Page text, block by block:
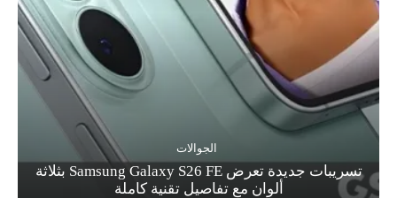
الجوالات
تسريبات جديدة تعرض Samsung Galaxy S26 FE بثلاثة
ألوان مع تفاصيل تقنية كاملة